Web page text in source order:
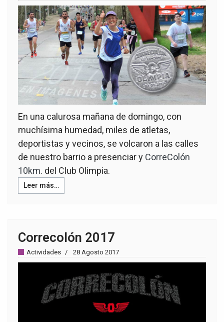
En una calurosa mañana de domingo, con
muchísima humedad, miles de atletas,
deportistas y vecinos, se volcaron a las calles
de nuestro barrio a presenciar y CorreColón
10km. del Club Olimpia.
Leer más…
Correcolón 2017
Actividades 28 Agosto 2017